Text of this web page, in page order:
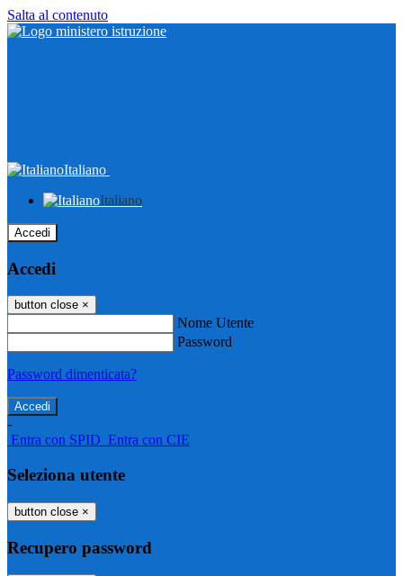
Salta al contenuto
Italiano
Italiano
Accedi
Accedi
button close ×
Nome Utente
Password
Password dimenticata?
-
Entra con SPID Entra con CIE
Seleziona utente
button close ×
Recupero password